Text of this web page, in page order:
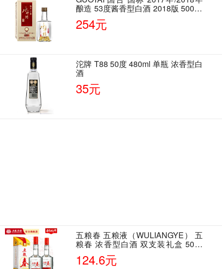
酿造 53度酱香型白酒 2018版 500ml
单瓶装
254元
沱牌 T88 50度 480ml 单瓶 浓香型白
酒
35元
五粮春 五粮液（WULIANGYE） 五
粮春 浓香型白酒 双支装礼盒 50度
500ml*2瓶 含酒具
124.6元